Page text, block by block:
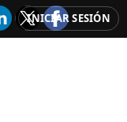
INICIAR SESIÓN